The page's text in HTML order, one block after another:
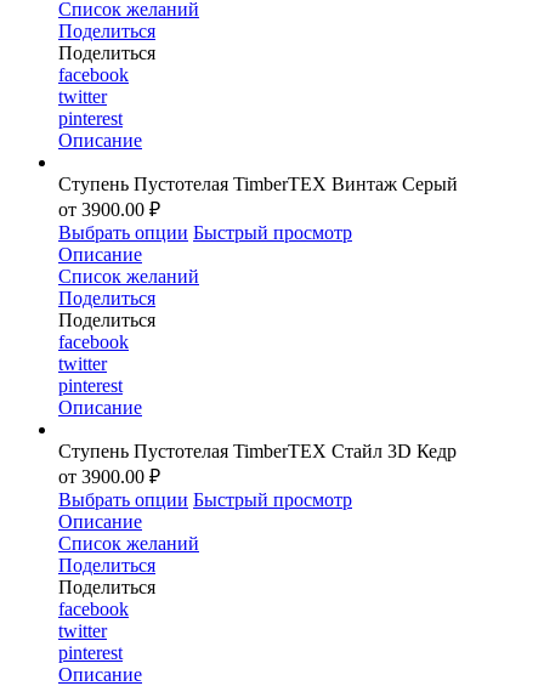
Список желаний
Поделиться
Поделиться
facebook
twitter
pinterest
Описание
Ступень Пустотелая TimberTEX Винтаж Серый
от 3900.00 ₽
Выбрать опции Быстрый просмотр
Описание
Список желаний
Поделиться
Поделиться
facebook
twitter
pinterest
Описание
Ступень Пустотелая TimberTEX Стайл 3D Кедр
от 3900.00 ₽
Выбрать опции Быстрый просмотр
Описание
Список желаний
Поделиться
Поделиться
facebook
twitter
pinterest
Описание